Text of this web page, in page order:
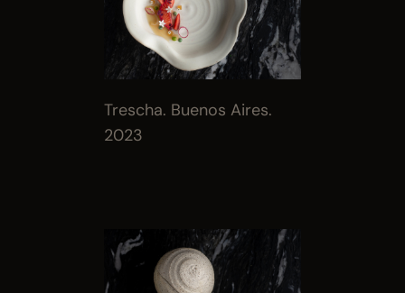
Trescha. Buenos Aires.
2023